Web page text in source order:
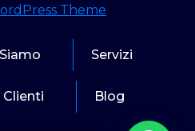
Theme
Servizi
Clienti Blog